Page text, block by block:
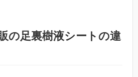
の足裏樹液シートの違